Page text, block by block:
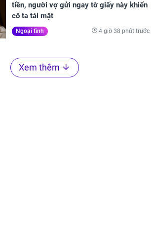
tiền, người vợ gửi ngay tờ giấy này khiến
cô ta tái mặt
Ngoại tình 4 giờ 38 phút trước
Xem thêm